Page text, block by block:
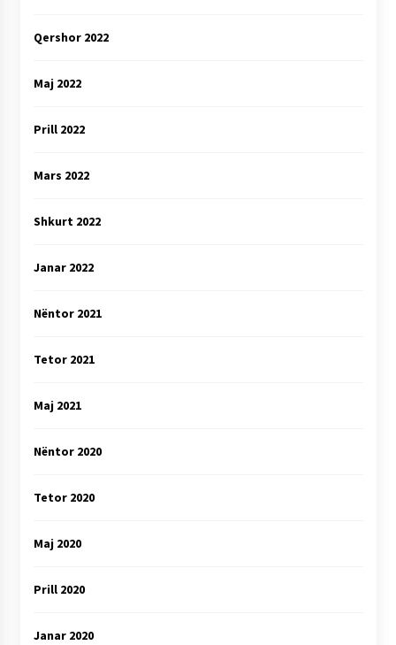
Qershor 2022
Maj 2022
Prill 2022
Mars 2022
Shkurt 2022
Janar 2022
Nëntor 2021
Tetor 2021
Maj 2021
Nëntor 2020
Tetor 2020
Maj 2020
Prill 2020
Janar 2020